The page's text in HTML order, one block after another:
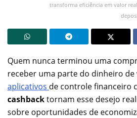
transforma eficiência em valor
Quem nunca terminou uma
receber uma parte do dinheiro de
aplicativos de controle financeiro
cashbacktornam esse desejo
sobre oportunidades de